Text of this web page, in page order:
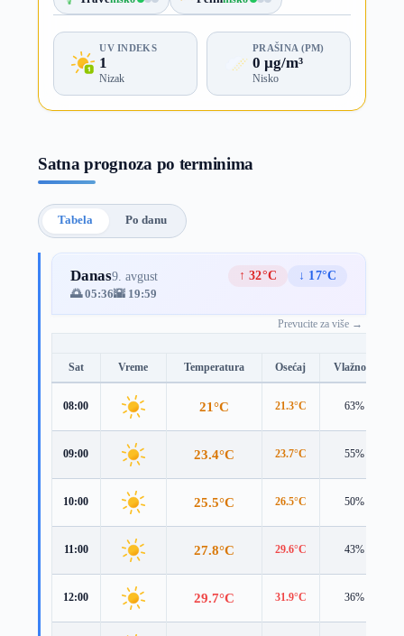
UV INDEKS
1
Nizak
PRAŠINA (PM)
0 µg/m³
Nisko
Satna prognoza po terminima
Tabela Po danu
Danas9. avgust ↑ 32°C
↓ 17°C
🌅 05:36🌇 19:59
Prevucite za više →
Sat Vreme Temperatura Osećaj Vlažnost
08:00 21°C 21.3°C 63%
09:00 23.4°C 23.7°C 55%
10:00 25.5°C 26.5°C 50%
11:00 27.8°C 29.6°C 43%
12:00 29.7°C 31.9°C 36%